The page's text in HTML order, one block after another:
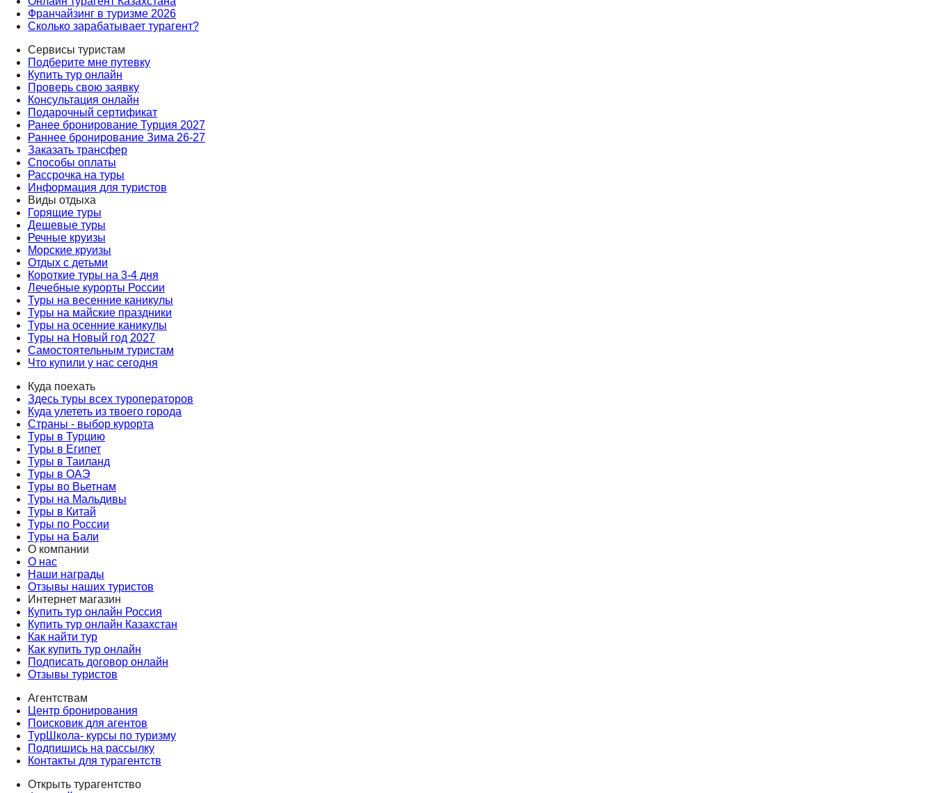
Франчайзинг в туризме 2026
Сколько зарабатывает турагент?
Сервисы туристам
Подберите мне путевку
Купить тур онлайн
Проверь свою заявку
Консультация онлайн
Подарочный сертификат
Ранее бронирование Турция 2027
Раннее бронирование Зима 26-27
Заказать трансфер
Способы оплаты
Рассрочка на туры
Информация для туристов
Виды отдыха
Горящие туры
Дешевые туры
Речные круизы
Морские круизы
Отдых с детьми
Короткие туры на 3-4 дня
Лечебные курорты России
Туры на весенние каникулы
Туры на майские праздники
Туры на осенние каникулы
Туры на Новый год 2027
Самостоятельным туристам
Что купили у нас сегодня
Куда поехать
Здесь туры всех туроператоров
Куда улететь из твоего города
Страны - выбор курорта
Туры в Турцию
Туры в Египет
Туры в Таиланд
Туры в ОАЭ
Туры во Вьетнам
Туры на Мальдивы
Туры в Китай
Туры по России
Туры на Бали
О компании
О нас
Наши награды
Отзывы наших туристов
Интернет магазин
Купить тур онлайн Россия
Купить тур онлайн Казахстан
Как найти тур
Как купить тур онлайн
Подписать договор онлайн
Отзывы туристов
Агентствам
Центр бронирования
Поисковик для агентов
ТурШкола- курсы по туризму
Подпишись на рассылку
Контакты для турагентств
Открыть турагентство